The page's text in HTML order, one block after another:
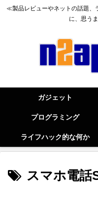
≪製品レビューやネットの話題、
に、思う
ガジェット
プログラミング
ライフハック的な何か
スマホ電話